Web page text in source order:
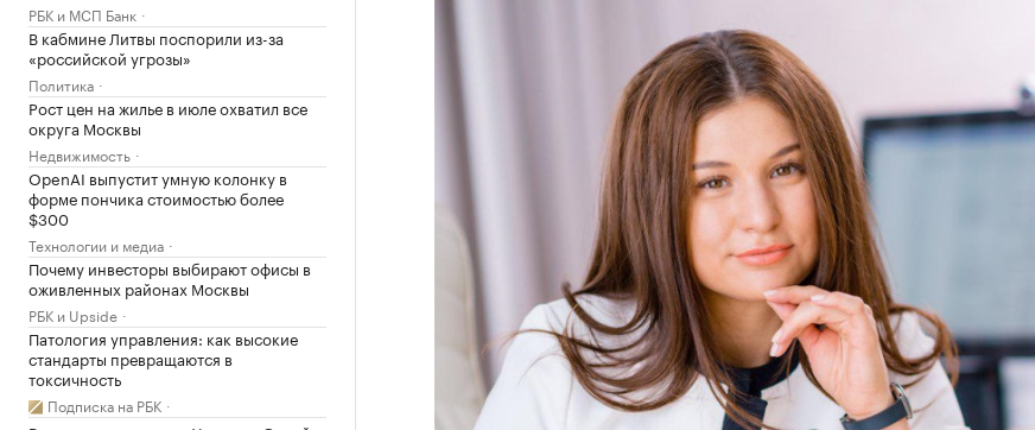
РБК и МСП Банк
В кабмине Литвы поспорили из-за
«российской угрозы»
Политика
Рост цен на жилье в июле охватил все
округа Москвы
Недвижимость
OpenAI выпустит умную колонку в
форме пончика стоимостью более
$300
Технологии и медиа
Почему инвесторы выбирают офисы в
оживленных районах Москвы
РБК и Upside
Патология управления: как высокие
стандарты превращаются в
токсичность
Подписка на РБК